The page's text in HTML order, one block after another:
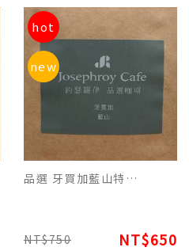
hot
new
品選 牙買加藍山特調咖啡原豆(227g) 品飲酸、甘、醇香氛達到最佳的好咖啡
NT$750 NT$650